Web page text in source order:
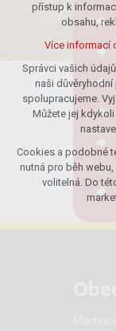
případná
Volitelná cookies
analytická
Více informací
přístup k
obsahu,
Více informací
Správci vašich
naši důvěryhodní
spolupracujeme.
Můžete jej
Cookies a podobné
nutná pro běh
volitelná. Do